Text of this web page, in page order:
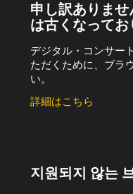
申し訳ありま
は古くなってお
デジタル・コンサー
ただくために、ブラ
い。
詳細はこちら
지원되지 않는